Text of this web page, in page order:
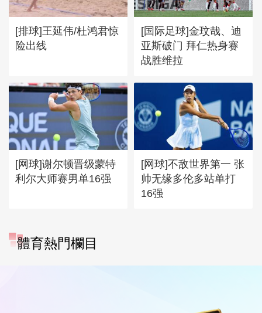
[排球]王延伟/杜鸿君惊
险出线
[国际足球]金玟哉、迪
亚斯破门 拜仁热身赛
战胜维拉
[网球]谢尔顿晋级蒙特
利尔大师赛男单16强
[网球]不敌世界第一 张
帅无缘多伦多站单打
16强
體育熱門欄目